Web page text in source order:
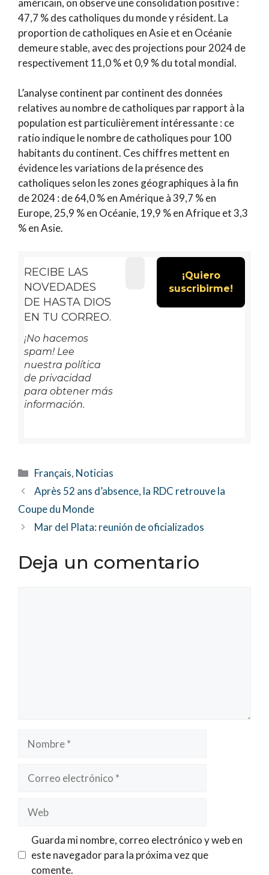
américain, on observe une consolidation positive :
47,7 % des catholiques du monde y résident. La
proportion de catholiques en Asie et en Océanie
demeure stable, avec des projections pour 2024 de
respectivement 11,0 % et 0,9 % du total mondial.
L’analyse continent par continent des données
relatives au nombre de catholiques par rapport à la
population est particulièrement intéressante : ce
ratio indique le nombre de catholiques pour 100
habitants du continent. Ces chiffres mettent en
évidence les variations de la présence des
catholiques selon les zones géographiques à la fin
de 2024 : de 64,0 % en Amérique à 39,7 % en
Europe, 25,9 % en Océanie, 19,9 % en Afrique et 3,3
% en Asie.
RECIBE LAS
NOVEDADES
DE HASTA DIOS
EN TU CORREO.
¡No hacemos
spam! Lee
nuestra política
de privacidad
para obtener más
información.
Categorías
Français, Noticias
Après 52 ans d’absence, la RDC retrouve la
Coupe du Monde
Mar del Plata: reunión de oficializados
Deja un comentario
electrónico
Guarda mi nombre, correo electrónico y web en
este navegador para la próxima vez que
comente.